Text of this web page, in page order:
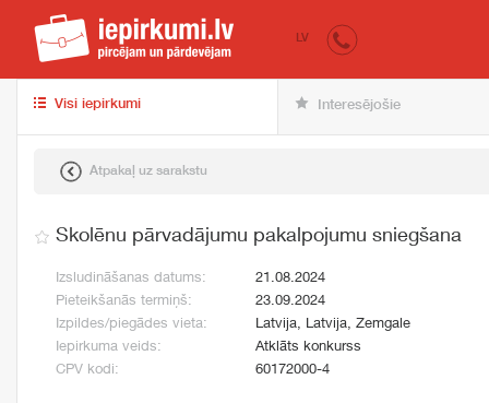
iepirkumi.lv
LV
Visi iepirkumi Interesējošie
Atpakaļ uz sarakstu
Skolēnu pārvadājumu pakalpojumu sniegšana
Izsludināšanas datums:
21.08.2024
Pieteikšanās termiņš:
23.09.2024
Izpildes/piegādes vieta:
Latvija, Latvija, Zemgale
Iepirkuma veids:
Atklāts konkurss
CPV kodi:
60172000-4